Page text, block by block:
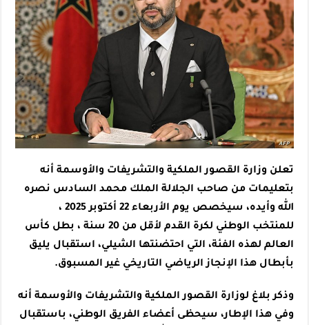
تعلن وزارة القصور الملكية والتشريفات والأوسمة أنه
بتعليمات من صاحب الجلالة الملك محمد السادس نصره
الله وأيده، سيخصص يوم الأربعاء 22 أكتوبر 2025 ،
للمنتخب الوطني لكرة القدم لأقل من 20 سنة ، بطل كأس
العالم لهذه الفئة، التي احتضنتها الشيلي، استقبال يليق
بأبطال هذا الإنجاز الرياضي التاريخي غير المسبوق.
وذكر بلاغ لوزارة القصور الملكية والتشريفات والأوسمة أنه
وفي هذا الإطار، سيحظى أعضاء الفريق الوطني، باستقبال